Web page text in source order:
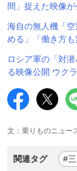
間」捉えた映像
海自の無人機「
める」「働き方
ロシア軍の「対
る映像公開 ウク
文：乗りものニュー
関連タグ #